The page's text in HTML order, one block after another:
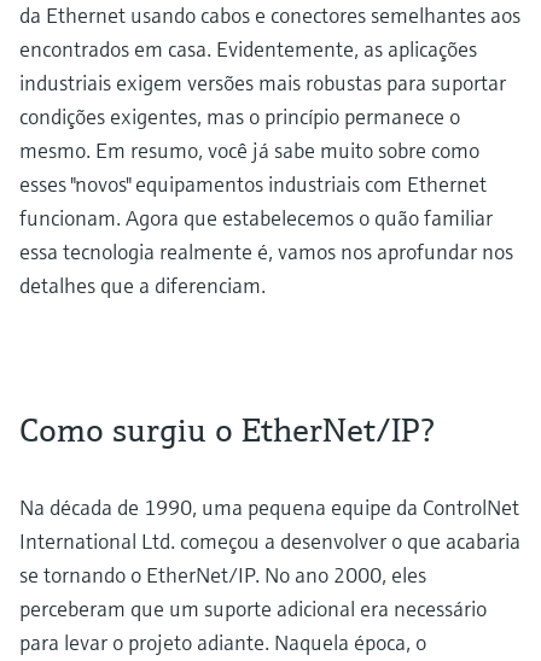
da Ethernet usando cabos e conectores semelhantes aos
encontrados em casa. Evidentemente, as aplicações
industriais exigem versões mais robustas para suportar
condições exigentes, mas o princípio permanece o
mesmo. Em resumo, você já sabe muito sobre como
esses "novos" equipamentos industriais com Ethernet
funcionam. Agora que estabelecemos o quão familiar
essa tecnologia realmente é, vamos nos aprofundar nos
detalhes que a diferenciam.
Como surgiu o EtherNet/IP?
Na década de 1990, uma pequena equipe da ControlNet
International Ltd. começou a desenvolver o que acabaria
se tornando o EtherNet/IP. No ano 2000, eles
perceberam que um suporte adicional era necessário
para levar o projeto adiante. Naquela época, o